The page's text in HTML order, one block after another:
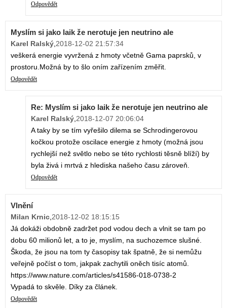
Odpovědět
Myslím si jako laik že nerotuje jen neutrino ale
Karel Ralský,2018-12-02 21:57:34
veškerá energie vyvržená z hmoty včetně Gama paprsků, v
prostoru.Možná by to šlo oním zařízením změřit.
Odpovědět
Re: Myslím si jako laik že nerotuje jen neutrino ale
Karel Ralský,2018-12-07 20:06:04
A taky by se tím vyřešilo dilema se Schrodingerovou
kočkou protože oscilace energie z hmoty (možná jsou
rychlejší než světlo nebo se této rychlosti těsně blíží) by
byla živá i mrtvá z hlediska našeho času zároveň.
Odpovědět
Vlnění
Milan Krnic,2018-12-02 18:15:15
Já dokáži obdobně zadržet pod vodou dech a vlnit se tam po
dobu 60 milionů let, a to je, myslím, na suchozemce slušné.
Škoda, že jsou na tom ty časopisy tak špatně, že si nemůžu
veřejně počíst o tom, jakpak zachytili oněch tisíc atomů.
https://www.nature.com/articles/s41586-018-0738-2
Vypadá to skvěle. Díky za článek.
Odpovědět